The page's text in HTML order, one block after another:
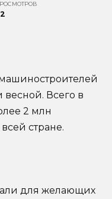
весной. Всего в
2 млн
стране.
для желающих